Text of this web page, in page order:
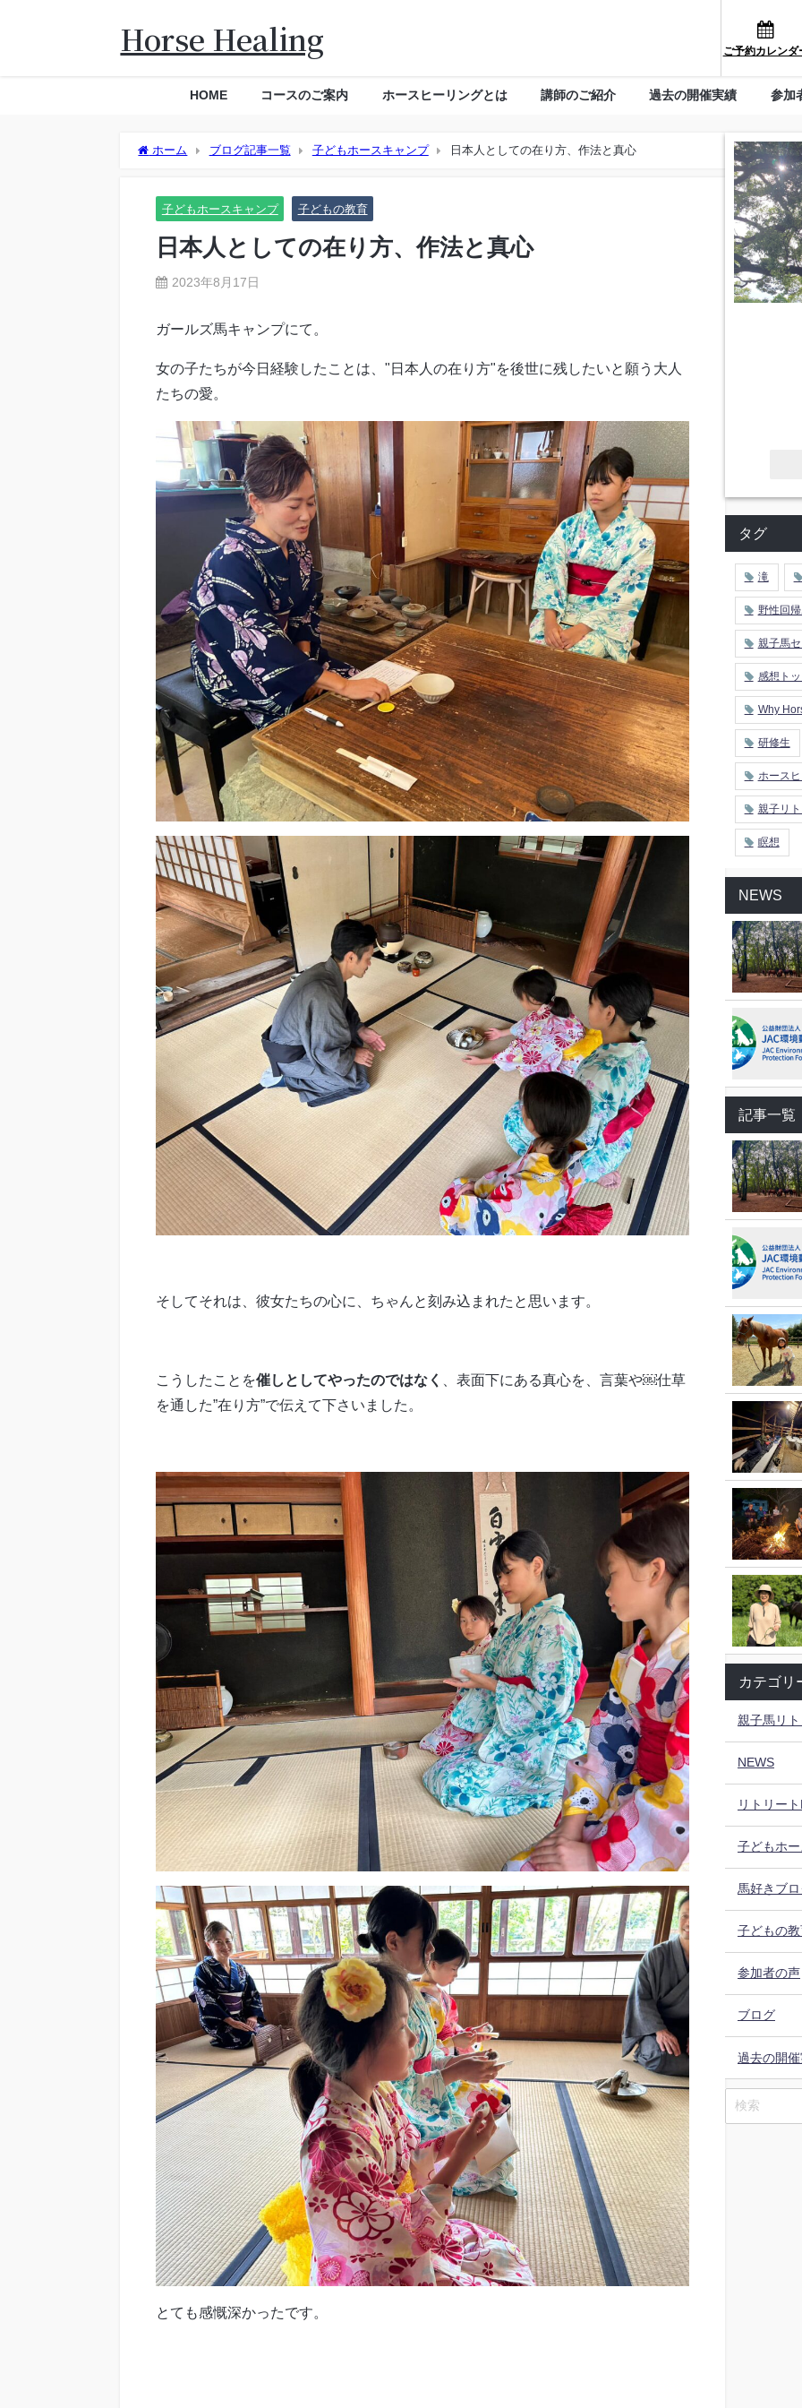
Horse Healing ご予約カレンダ
HOME コースのご案内 ホースヒーリングとは 講師のご紹介 過去の開催実績 参加
ホーム ブログ記事一覧 子どもホースキャンプ 日本人としての在り方、作法と真心
子どもホースキャンプ 子どもの教育
日本人としての在り方、作法と真心
2023年8月17日
ガールズ馬キャンプにて。
女の子たちが今日経験したことは、"日本人の在り方"を後世に残したいと願う大人
たちの愛。
そしてそれは、彼女たちの心に、ちゃんと刻み込まれたと思います。
こうしたことを催しとしてやったのではなく
、表面下にある真心を、言葉や￼仕草
を通した”在り方”で伝えて下さいました。
とても感慨深かったです。
タグ
滝
野性回
親子馬
感想ト
Why
研修生
ホース
親子リ
瞑想
NEWS
記事一覧
カテゴリ
親子馬リ
NEWS
リトリー
子どもホ
馬好きブ
子どもの
参加者の声
ブログ
過去の開